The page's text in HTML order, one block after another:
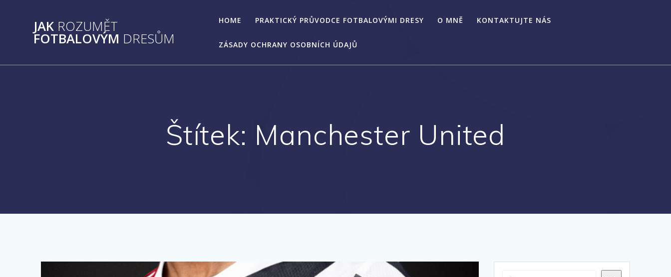
JAK ROZUMĚT
FOTBALOVÝM DRESŮM
HOME PRAKTICKÝ PRŮVODCE FOTBALOVÝMI DRESY O MNĚ KONTAKTUJTE NÁS
ZÁSADY OCHRANY OSOBNÍCH ÚDAJŮ
Štítek: Manchester United